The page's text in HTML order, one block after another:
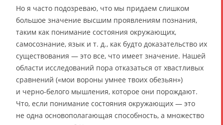
Но я часто подозреваю, что мы придаем слишком
большое значение высшим проявлениям познания,
таким как понимание состояния окружающих,
самосознание, язык и т. д., как будто доказательство их
существования — это все, что имеет значение. Нашей
области исследований пора отказаться от хвастливых
сравнений («мои вороны умнее твоих обезьян»)
и черно-белого мышления, которое они порождают.
Что, если понимание состояния окружающих — это
не одна основополагающая способность, а множество